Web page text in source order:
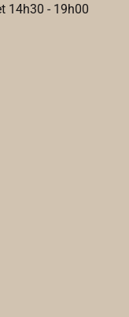
14h30 - 19h00